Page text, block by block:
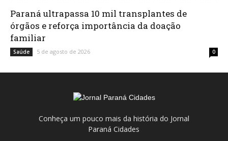
Paraná ultrapassa 10 mil transplantes de
órgãos e reforça importância da doação
familiar
Saúde 5 de agosto de 2026 0
Conheça um pouco mais da história do Jornal
Paraná Cidades